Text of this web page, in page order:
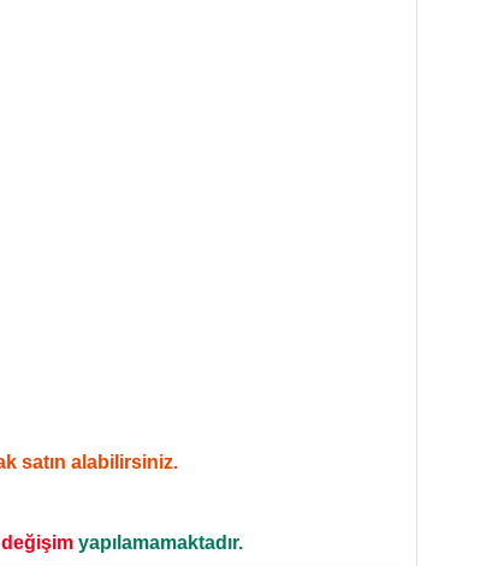
satın alabilirsiniz.
yapılamamaktadır.